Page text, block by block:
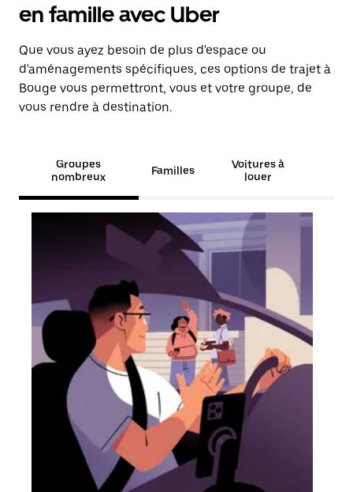
en famille avec Uber
Que vous ayez besoin de plus d'espace ou
d'aménagements spécifiques, ces options de trajet à
Bouge vous permettront, vous et votre groupe, de
vous rendre à destination.
Groupes
nombreux
Familles
Voitures à
louer